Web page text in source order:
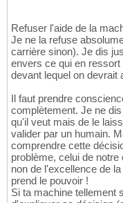
Refuser l'aide de la
Je ne la refuse
carrière sinon). Je dis
envers ce qui en
devant lequel on devrait
Il faut prendre
complètement. Je ne
qu'il veut mais de le
valider par un humain.
comprendre cette
problème, celui de
non de l'excellence de
prend le pouvoir !
Si ta machine tellement